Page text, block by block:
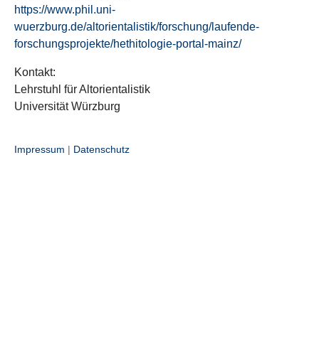
https://www.phil.uni-
wuerzburg.de/altorientalistik/forschung/laufende-
forschungsprojekte/hethitologie-portal-mainz/
Kontakt:
Lehrstuhl für Altorientalistik
Universität Würzburg
Impressum | Datenschutz